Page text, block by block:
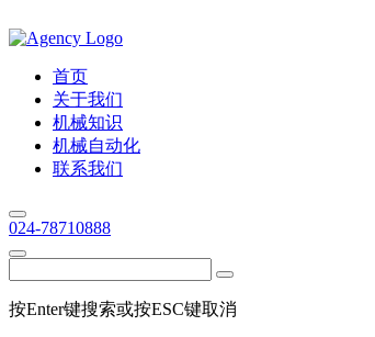
首页
关于我们
机械知识
机械自动化
联系我们
024-78710888
按Enter键搜索或按ESC键取消